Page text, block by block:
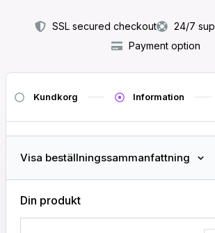
SSL secured checkout
24/7
Payment option
Kundkorg Information
Visa beställningssammanfattning
Din produkt